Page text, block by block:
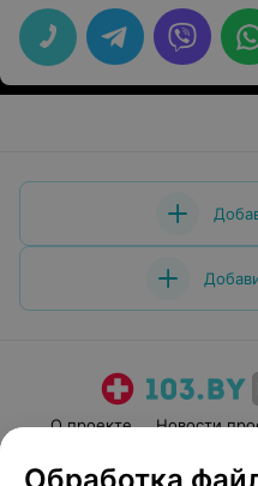
ней не справились за пять
разных направлений. Также
проконсультировала по
травмы спины. Теперь на
О проекте Новости